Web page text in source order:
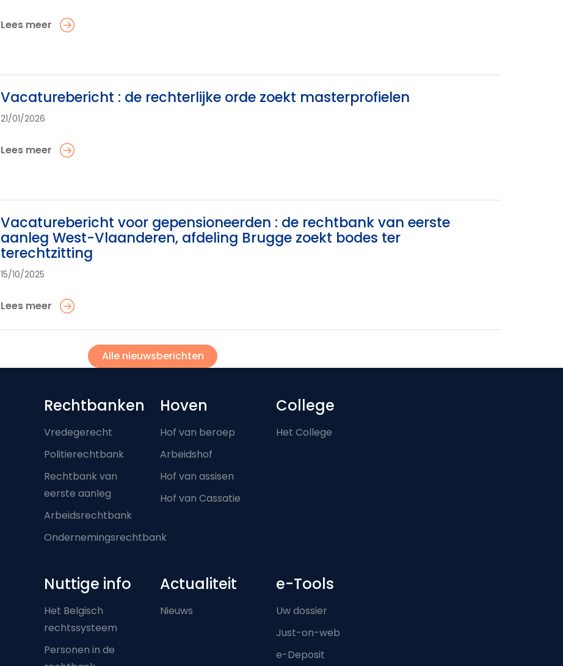
Lees meer
Vacaturebericht : de rechterlijke orde zoekt masterprofielen
21/01/2026
Lees meer
Vacaturebericht voor gepensioneerden : de rechtbank van eerste
aanleg West-Vlaanderen, afdeling Brugge zoekt bodes ter
terechtzitting
15/10/2025
Lees meer
Alle nieuwsberichten
Footer-menu
Rechtbanken
Vredegerecht
Politierechtbank
Rechtbank van
eerste aanleg
Arbeidsrechtbank
Ondernemingsrechtbank
Hoven
Hof van beroep
Arbeidshof
Hof van assisen
Hof van Cassatie
College
Het College
Nuttige info
Het Belgisch
rechtssysteem
Personen in de
Actualiteit
Nieuws
e-Tools
Uw dossier
Just-on-web
e-Deposit